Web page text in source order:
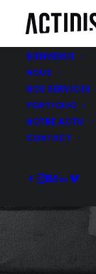
BIENVENUE
NOUS
NOS SERVICES
PORTFOLIO
NOTRE ACTU
CONTACT